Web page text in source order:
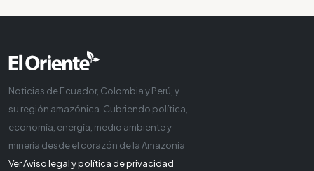
Noticias de Ecuador, Colombia y Perú, y
su región amazónica. Cubriendo política,
economía, energía, medio ambiente y
minería desde el corazón de la Amazonía
Ver Aviso legal y política de privacidad